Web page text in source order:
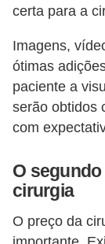
certa para a
Imagens,
ótimas
paciente a
serão obtidos
com
O
cirurgia
O preço da
P
l
a
n
t
a
m
d